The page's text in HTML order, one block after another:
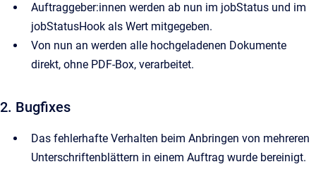
Auftraggeber:innen werden ab nun im jobStatus und im
jobStatusHook als Wert mitgegeben.
Von nun an werden alle hochgeladenen Dokumente
direkt, ohne PDF-Box, verarbeitet.
2. Bugfixes
Das fehlerhafte Verhalten beim Anbringen von mehreren
Unterschriftenblättern in einem Auftrag wurde bereinigt.